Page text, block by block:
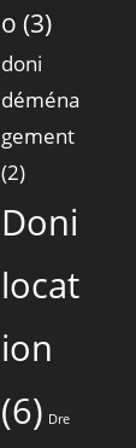
o (3)
doni
déména
gement
(2)
Doni
locat
ion
(6) Dre